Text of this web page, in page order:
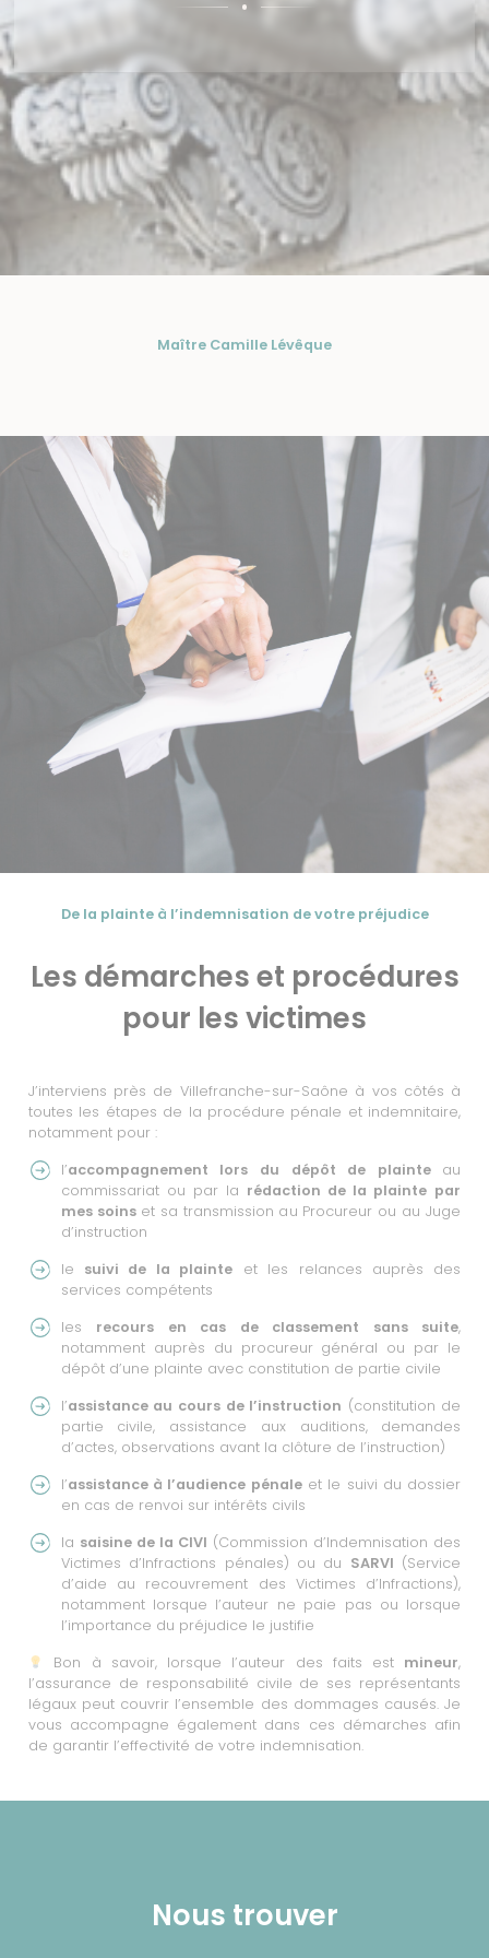
Maître Camille Lévêque
De la plainte à l’indemnisation de votre préjudice
Les démarches et procédures
pour les victimes
J’interviens près de Villefranche-sur-Saône à vos côtés à
toutes les étapes de la procédure pénale et indemnitaire,
notamment pour :
l’accompagnement lors du dépôt de plainte au
commissariat ou par la rédaction de la plainte par
mes soins et sa transmission au Procureur ou au Juge
d’instruction
le suivi de la plainte et les relances auprès des
services compétents
les recours en cas de classement sans suite,
notamment auprès du procureur général ou par le
dépôt d’une plainte avec constitution de partie civile
l’assistance au cours de l’instruction (constitution de
partie civile, assistance aux auditions, demandes
d’actes, observations avant la clôture de l’instruction)
l’assistance à l’audience pénaleet le suivi du dossier
en cas de renvoi sur intérêts civils
la saisine de la CIVI (Commission d’Indemnisation des
Victimes d’Infractions pénales) ou du SARVI (Service
d’aide au recouvrement des Victimes d’Infractions),
notamment lorsque l’auteur ne paie pas ou lorsque
l’importance du préjudice le justifie
Bon à savoir, lorsque l’auteur des faits est mineur,
l’assurance de responsabilité civile de ses représentants
légaux peut couvrir l’ensemble des dommages causés. Je
vous accompagne également dans ces démarches afin
de garantir l’effectivité de votre indemnisation.
Nous trouver